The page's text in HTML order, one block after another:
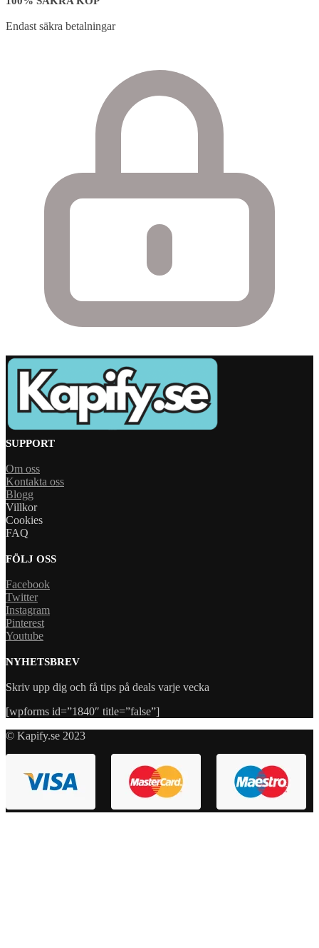
Endast säkra betalningar
SUPPORT
Om oss
Kontakta oss
Blogg
Villkor
Cookies
FAQ
FÖLJ OSS
Facebook
Twitter
Instagram
Pinterest
Youtube
NYHETSBREV
Skriv upp dig och få tips på deals varje vecka
[wpforms id=”1840″ title=”false”]
© Kapify.se 2023